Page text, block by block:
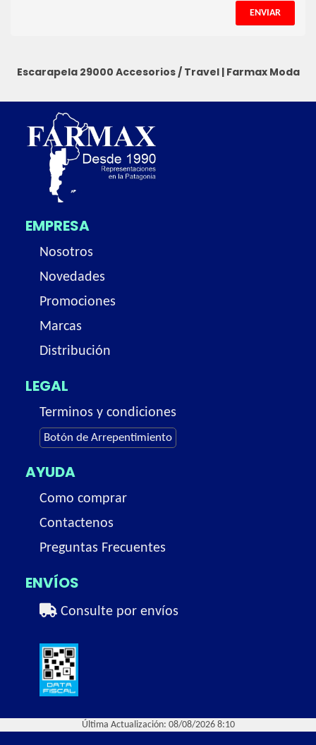
ENVIAR
Escarapela 29000 Accesorios / Travel| Farmax Moda
EMPRESA
Nosotros
Novedades
Promociones
Marcas
Distribución
LEGAL
Terminos y condiciones
Botón de Arrepentimiento
AYUDA
Como comprar
Contactenos
Preguntas Frecuentes
ENVÍOS
Consulte por envíos
Última Actualización: 08/08/2026 8:10